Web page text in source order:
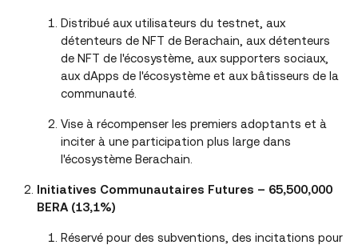
Distribué aux utilisateurs du testnet, aux
détenteurs de NFT de Berachain, aux détenteurs
de NFT de l'écosystème, aux supporters sociaux,
aux dApps de l'écosystème et aux bâtisseurs de la
communauté.
Vise à récompenser les premiers adoptants et à
inciter à une participation plus large dans
l'écosystème Berachain.
Initiatives Communautaires Futures – 65,500,000
BERA (13,1%)
Réservé pour des subventions, des incitations pour